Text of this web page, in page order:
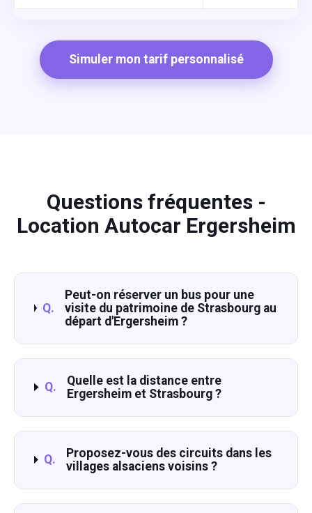
Simuler mon tarif personnalisé
Questions fréquentes -
Location Autocar Ergersheim
Q.
Peut-on réserver un bus pour une
visite du patrimoine de Strasbourg au
départ d'Ergersheim ?
Q.
Quelle est la distance entre
Ergersheim et Strasbourg ?
Q.
Proposez-vous des circuits dans les
villages alsaciens voisins ?